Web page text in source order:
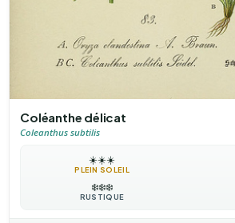
Coléanthe délicat
Coleanthus subtilis
☀️☀️☀️
PLEIN SOLEIL
❄️❄️❄️
RUSTIQUE